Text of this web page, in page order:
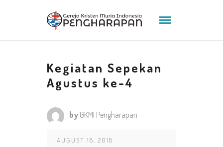
Kegiatan Sepekan
Agustus ke-4
by GKMI Pengharapan
AUGUST 18, 2018